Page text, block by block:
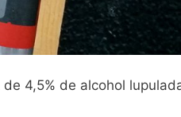
de 4,5% de alcohol